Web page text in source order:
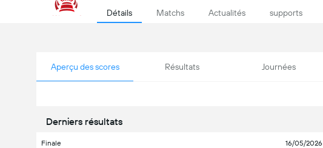
Détails Matchs Actualités supports
Aperçu des scores Résultats Journées
Derniers résultats
Finale 16/05/2026